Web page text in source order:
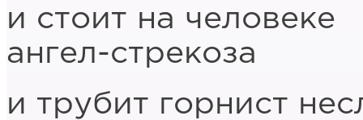
и стоит на человеке
ангел-стрекоза
и трубит горнист